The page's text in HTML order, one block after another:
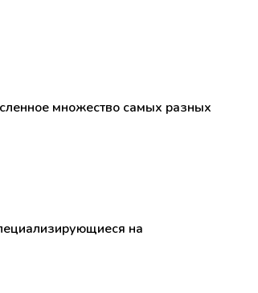
множество самых разных
на